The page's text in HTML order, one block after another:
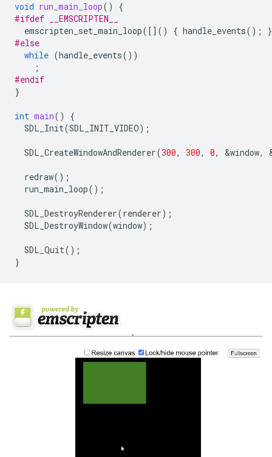
void run_main_loop()
{
#ifdef __EMSCRIPTEN__
emscripten_set_main_loop([]() { handle_events();
#else
while (handle_events())
;
#endif
}
int main()
{
SDL_Init(SDL_INIT_VIDEO);
SDL_CreateWindowAndRenderer(300, 300, 0, &window,
redraw();
run_main_loop();
SDL_DestroyRenderer(renderer);
SDL_DestroyWindow(window);
SDL_Quit();
}